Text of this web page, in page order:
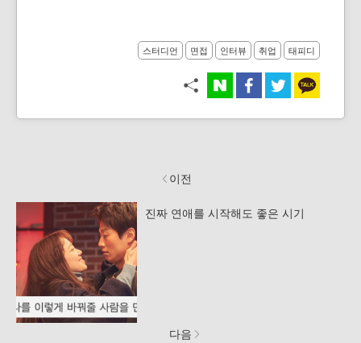
스터디언 면접 인터뷰 취업 태피디
이전
진짜 연애를 시작해도 좋은 시기
다음